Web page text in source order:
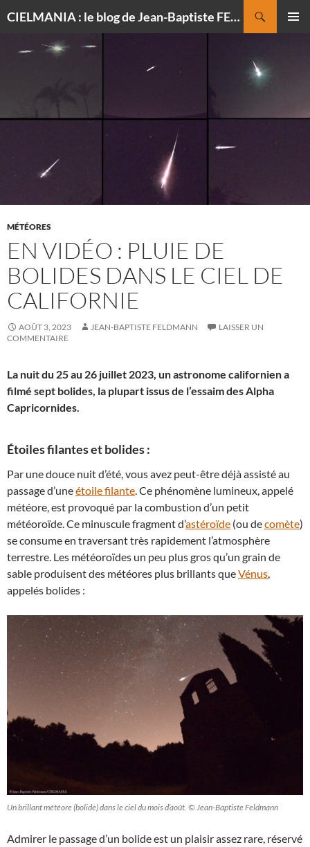
CIELMANIA : le blog de Jean-Baptiste FELDMANN, photographe du ciel
CONTENU
MÉTÉORES
EN VIDÉO : PLUIE DE
BOLIDES DANS LE CIEL DE
CALIFORNIE
AOÛT 3, 2023 JEAN-BAPTISTE FELDMANN
LAISSER UN
COMMENTAIRE
La nuit du 25 au 26 juillet 2023, un astronome californien a
filmé sept bolides, la plupart issus de l’essaim des Alpha
Capricornides.
Étoiles filantes et bolides :
Par une douce nuit d’été, vous avez peut-être déjà assisté au
passage d’uneétoile filante. Ce phénomène lumineux, appelé
météore, est provoqué par la combustion d’un petit
météoroïde. Ce minuscule fragment d’astéroïde (ou decomète)
se consume en traversant très rapidement l’atmosphère
terrestre. Les météoroïdes un peu plus gros qu’un grain de
sable produisent des météores plus brillants queVénus,
appelés bolides :
Un brillant météore (bolide) dans le ciel du mois d’août. © Jean-Baptiste Feldmann
Admirer le passage d’un bolide est un plaisir assez rare, réservé